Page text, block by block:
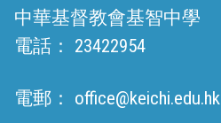
中華基督教會基智中學
電話：
23422954
電郵： office@keichi.edu.hk